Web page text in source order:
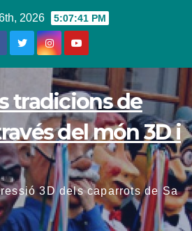
2026 5:07:42 PM
tradicions de
del món 3D i
3D dels caparrots de Sa